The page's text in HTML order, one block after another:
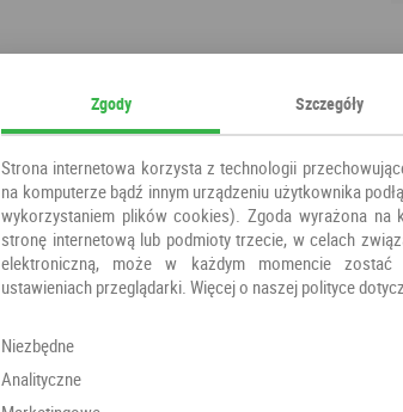
Zgody Szczegóły
Strona internetowa korzysta z technologii
na komputerze bądź innym urządzeniu użytkownika
wykorzystaniem plików cookies). Zgoda wyrażona na
stronę internetową lub podmioty trzecie, w celach
elektroniczną, może w każdym momencie
ustawieniach przeglądarki. Więcej o naszej polityce
Niezbędne
Analityczne